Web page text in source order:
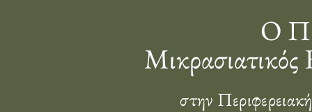
Ο
Μικρασιατικός
στην